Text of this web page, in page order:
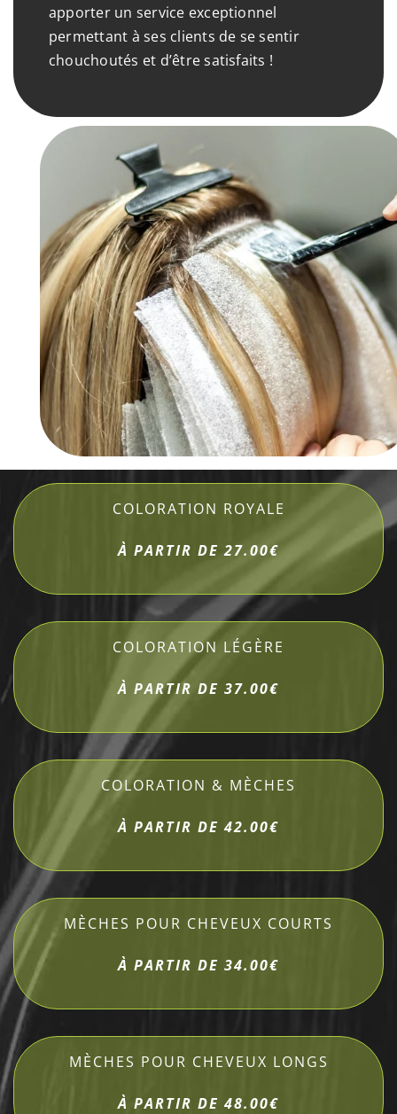
apporter un service exceptionnel
permettant à ses clients de se sentir
chouchoutés et d’être satisfaits !
COLORATION ROYALE
À PARTIR DE 27.00€
COLORATION LÉGÈRE
À PARTIR DE 37.00€
COLORATION & MÈCHES
À PARTIR DE 42.00€
MÈCHES POUR CHEVEUX COURTS
À PARTIR DE 34.00€
MÈCHES POUR CHEVEUX LONGS
À PARTIR DE 48.00€